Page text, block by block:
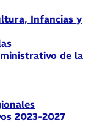
Infancias y
de la
2023-2027